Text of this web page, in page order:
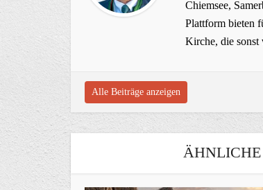
Chiemsee,
Plattform bieten
Kirche, die sonst
Alle Beiträge anzeigen
ÄHNLICHE